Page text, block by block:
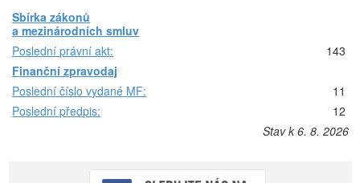
Sbírka zákonů
a mezinárodních smluv
Poslední právní akt:
143
Finanční zpravodaj
Poslední číslo vydané MF:
11
Poslední předpis:
12
Stav k 6. 8. 2026